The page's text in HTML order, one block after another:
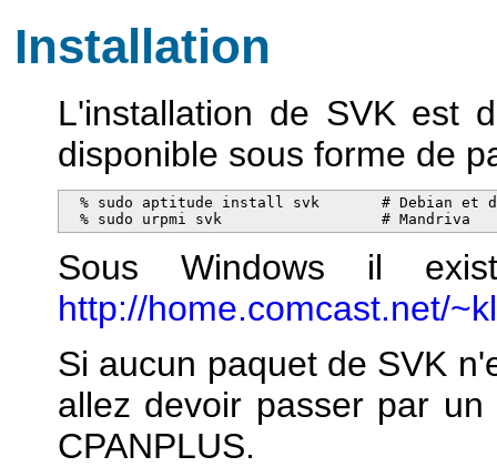
Installation
L'installation de SVK est
disponible sous forme de
% sudo aptitude install svk       # Debian et
  % sudo urpmi svk                  # Mandriva
Sous Windows il
http://home.comcast.net/
Si aucun paquet de SVK
allez devoir passer par
CPANPLUS.